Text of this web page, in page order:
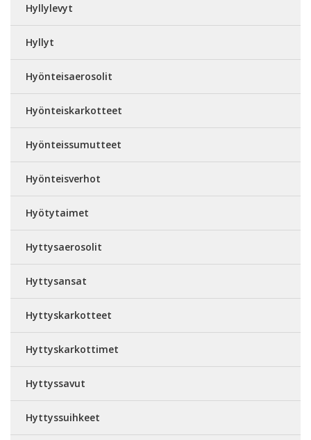
Hyllylevyt
Hyllyt
Hyönteisaerosolit
Hyönteiskarkotteet
Hyönteissumutteet
Hyönteisverhot
Hyötytaimet
Hyttysaerosolit
Hyttysansat
Hyttyskarkotteet
Hyttyskarkottimet
Hyttyssavut
Hyttyssuihkeet